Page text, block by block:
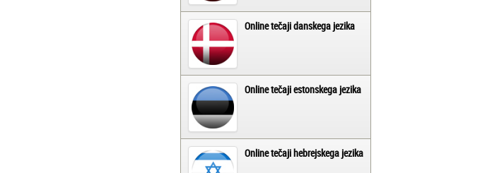
Online tečaji danskega jezika
Online tečaji estonskega jezika
Online tečaji hebrejskega jezika